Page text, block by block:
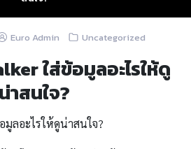
Euro Admin Uncategorized
ใส่ข้อมูลอะไรให้ดู
น่าสนใจ?